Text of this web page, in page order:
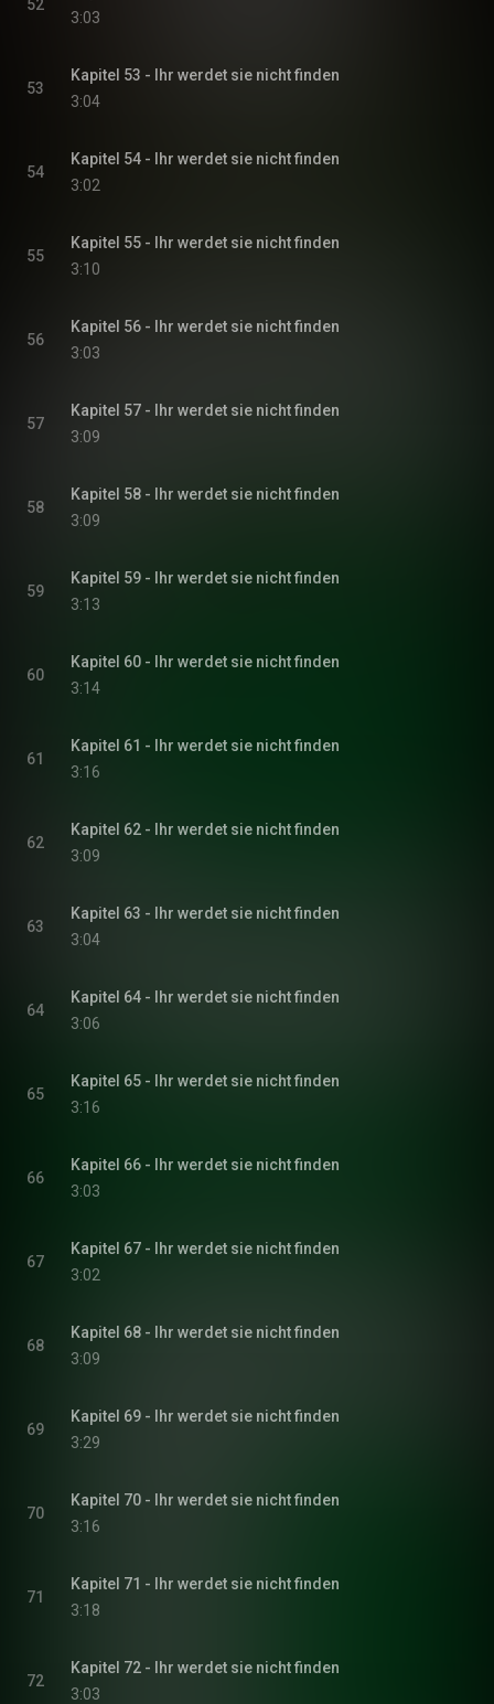
52
3:03
53
Kapitel 53 - Ihr werdet sie nicht finden
3:04
54
Kapitel 54 - Ihr werdet sie nicht finden
3:02
55
Kapitel 55 - Ihr werdet sie nicht finden
3:10
56
Kapitel 56 - Ihr werdet sie nicht finden
3:03
57
Kapitel 57 - Ihr werdet sie nicht finden
3:09
58
Kapitel 58 - Ihr werdet sie nicht finden
3:09
59
Kapitel 59 - Ihr werdet sie nicht finden
3:13
60
Kapitel 60 - Ihr werdet sie nicht finden
3:14
61
Kapitel 61 - Ihr werdet sie nicht finden
3:16
62
Kapitel 62 - Ihr werdet sie nicht finden
3:09
63
Kapitel 63 - Ihr werdet sie nicht finden
3:04
64
Kapitel 64 - Ihr werdet sie nicht finden
3:06
65
Kapitel 65 - Ihr werdet sie nicht finden
3:16
66
Kapitel 66 - Ihr werdet sie nicht finden
3:03
67
Kapitel 67 - Ihr werdet sie nicht finden
3:02
68
Kapitel 68 - Ihr werdet sie nicht finden
3:09
69
Kapitel 69 - Ihr werdet sie nicht finden
3:29
70
Kapitel 70 - Ihr werdet sie nicht finden
3:16
71
Kapitel 71 - Ihr werdet sie nicht finden
3:18
72
Kapitel 72 - Ihr werdet sie nicht finden
3:03